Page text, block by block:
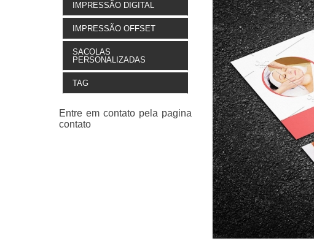
IMPRESSÃO DIGITAL
IMPRESSÃO OFFSET
SACOLAS
PERSONALIZADAS
TAG